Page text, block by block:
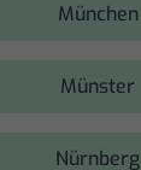
München
Münster
Nürnberg